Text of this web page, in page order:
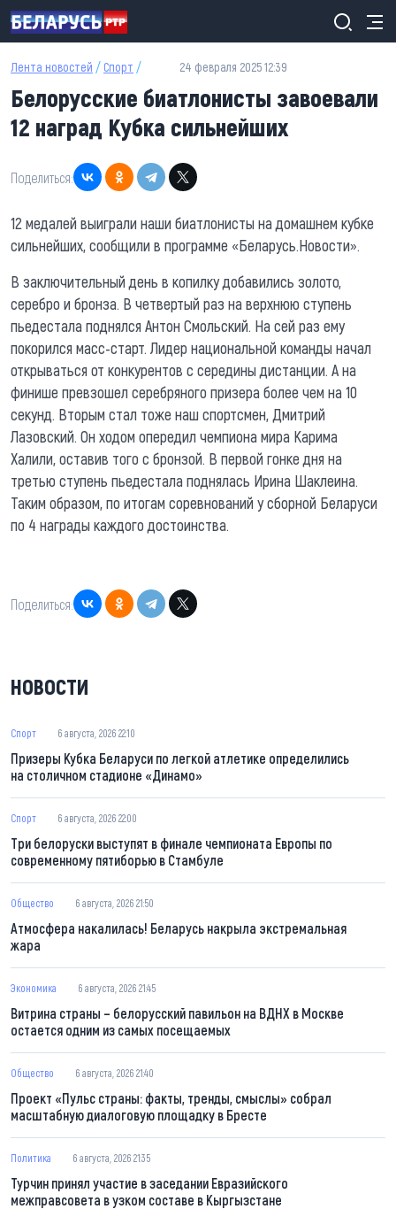
Перейти к основному содержанию
Лента новостей / Спорт / 24 февраля 2025 12:39
Белорусские биатлонисты завоевали
12 наград Кубка сильнейших
Поделиться:
12 медалей выиграли наши биатлонисты на домашнем кубке
сильнейших, сообщили в программе «Беларусь.Новости».
В заключительный день в копилку добавились золото,
серебро и бронза. В четвертый раз на верхнюю ступень
пьедестала поднялся Антон Смольский. На сей раз ему
покорился масс-старт. Лидер национальной команды начал
открываться от конкурентов с середины дистанции. А на
финише превзошел серебряного призера более чем на 10
секунд. Вторым стал тоже наш спортсмен, Дмитрий
Лазовский. Он ходом опередил чемпиона мира Карима
Халили, оставив того с бронзой. В первой гонке дня на
третью ступень пьедестала поднялась Ирина Шаклеина.
Таким образом, по итогам соревнований у сборной Беларуси
по 4 награды каждого достоинства.
Поделиться:
НОВОСТИ
Спорт 6 августа, 2026 22:10
Призеры Кубка Беларуси по легкой атлетике определились
на столичном стадионе «Динамо»
Спорт 6 августа, 2026 22:00
Три белоруски выступят в финале чемпионата Европы по
современному пятиборью в Стамбуле
Общество 6 августа, 2026 21:50
Атмосфера накалилась! Беларусь накрыла экстремальная
жара
Экономика 6 августа, 2026 21:45
Витрина страны – белорусский павильон на ВДНХ в Москве
остается одним из самых посещаемых
Общество 6 августа, 2026 21:40
Проект «Пульс страны: факты, тренды, смыслы» собрал
масштабную диалоговую площадку в Бресте
Политика 6 августа, 2026 21:35
Турчин принял участие в заседании Евразийского
межправсовета в узком составе в Кыргызстане